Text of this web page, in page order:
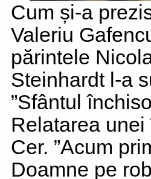
Cum și-a
Valeriu
părintele
Steinhardt l-a
”Sfântul
Relatarea
Cer. ”Acum
Doamne pe